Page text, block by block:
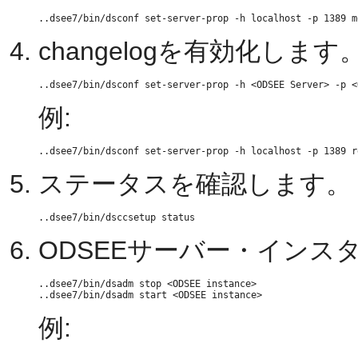
changelogを有効化します
例:
ステータスを確認します。
ODSEEサーバー・インス
..dsee7/bin/dsadm stop <ODSEE instance>
例: